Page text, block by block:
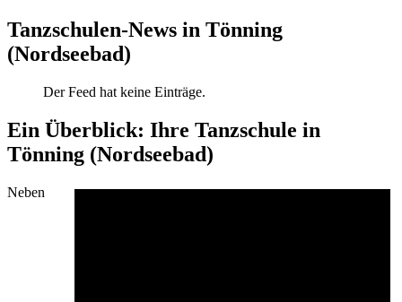
Tanzschulen-News in Tönning
(Nordseebad)
Der Feed hat keine Einträge.
Ein Überblick: Ihre Tanzschule in
Tönning (Nordseebad)
Neben